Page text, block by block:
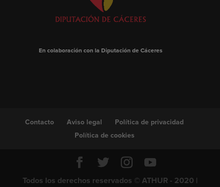
En colaboración con la Diputación de Cáceres
Contacto Aviso legal
Política de privacidad
Política de cookies
Todos los derechos reservados © ATHUR - 2020 |